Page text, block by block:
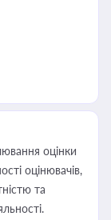
оцінки
оцінювачів,
та